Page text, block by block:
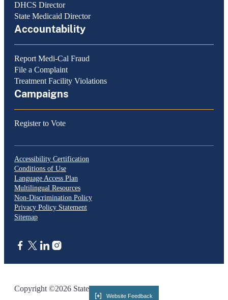
DHCS Director
State Medicaid Director
Accountability
Report Medi-Cal Fraud
File a Complaint
Treatment Facility Violations
Campaigns
Register to Vote
Accessibility Certification
Conditions of Use
Language Access Plan
Multilingual Resources
Non-Discrimination Policy
Privacy Policy Statement
Sitemap
Copyright ©2026 State of California
Website Feedback